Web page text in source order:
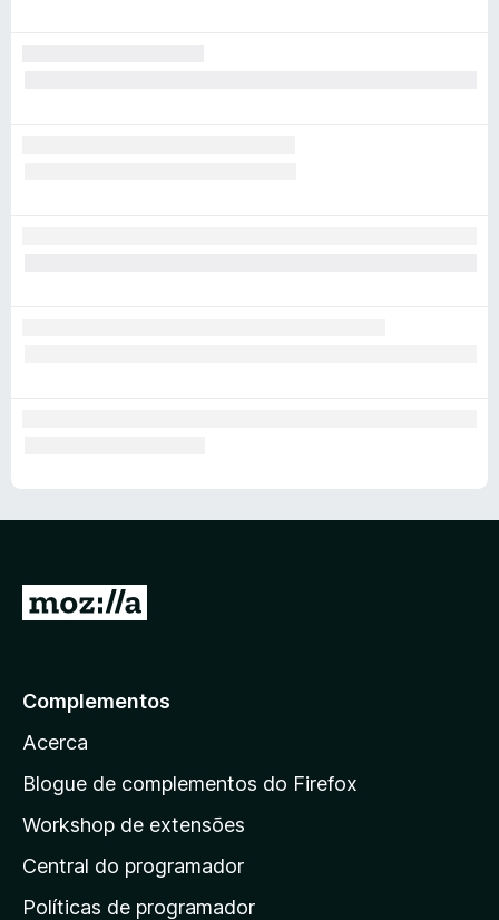
a
a
a
á
g
i
Complementos
Acerca
Blogue de complementos do Firefox
Workshop de extensões
Central do programador
Políticas de programador